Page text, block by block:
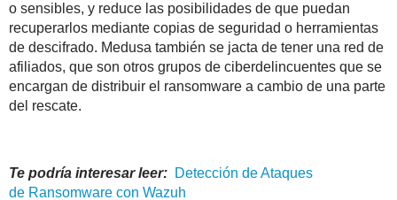
o sensibles, y reduce las posibilidades de que puedan
recuperarlos mediante copias de seguridad o herramientas
de descifrado. Medusa también se jacta de tener una red de
afiliados, que son otros grupos de ciberdelincuentes que se
encargan de distribuir el ransomware a cambio de una parte
del rescate.
Te podría interesar leer: Detección de Ataques
de Ransomware con Wazuh